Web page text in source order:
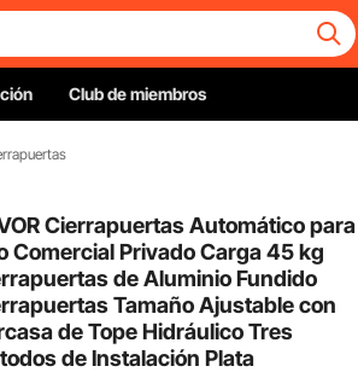
Club de miembros
Cierrapuertas Automático para
Comercial Privado Carga 45 kg
de Aluminio Fundido
Tamaño Ajustable con
de Tope Hidráulico Tres
de Instalación Plata